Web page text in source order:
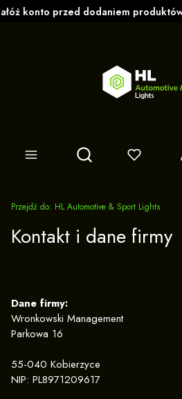
Otwórz wyszukiwarkę
Przejdź do: HL Automotive & Sport Lights
Kontakt i dane firmy
Dane firmy:
Wronkowski Management
Parkowa 16
55-040 Kobierzyce
NIP: PL8971209617